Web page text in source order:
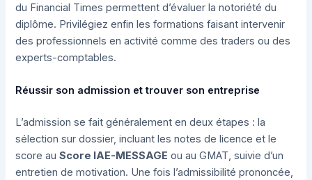
du Financial Times permettent d’évaluer la notoriété du
diplôme. Privilégiez enfin les formations faisant intervenir
des professionnels en activité comme des traders ou des
experts-comptables.
Réussir son admission et trouver son entreprise
L’admission se fait généralement en deux étapes : la
sélection sur dossier, incluant les notes de licence et le
score auScore IAE-MESSAGE ou au GMAT, suivie d’un
entretien de motivation. Une fois l’admissibilité prononcée,